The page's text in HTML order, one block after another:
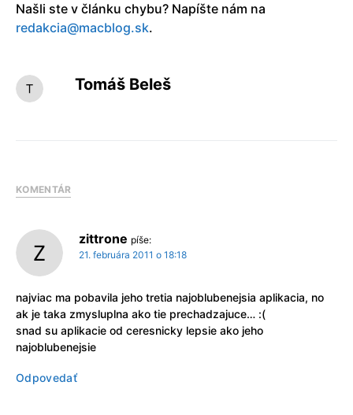
Našli ste v článku chybu? Napíšte nám na
redakcia@macblog.sk.
Tomáš Beleš
KOMENTÁR
zittrone píše:
21. februára 2011 o 18:18
najviac ma pobavila jeho tretia najoblubenejsia aplikacia, no
ak je taka zmysluplna ako tie prechadzajuce… :(
snad su aplikacie od ceresnicky lepsie ako jeho
najoblubenejsie
Odpovedať